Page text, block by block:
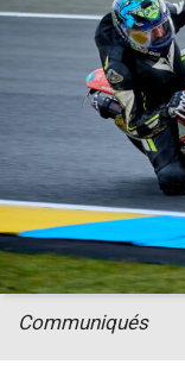
Communiqués